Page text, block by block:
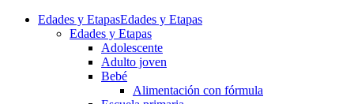
Edades y EtapasEdades y Etapas
Edades y Etapas
Adolescente
Adulto joven
Bebé
Alimentación con fórmula